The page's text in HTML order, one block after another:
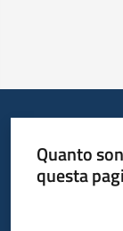
Quanto
questa